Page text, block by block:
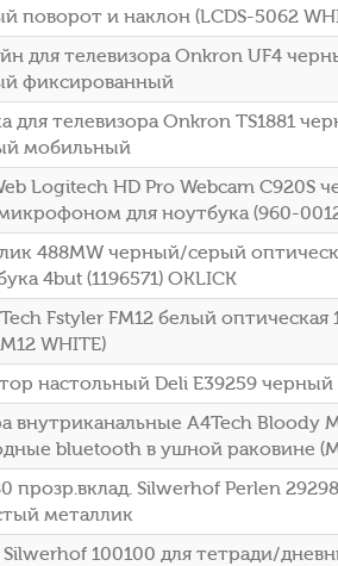
поворот и наклон (LCDS-5062
для телевизора Onkron UF4
фиксированный
для телевизора Onkron TS1881
мобильный
Logitech HD Pro Webcam C920S
для ноутбука (960-
488MW черный/серый
4but (1196571) OKLICK
Fstyler FM12 белый оптическая
WHITE)
настольный Deli E39259 черный
внутриканальные A4Tech Bloody
bluetooth в ушной раковине
прозр.вклад. Silwerhof Perlen
металлик
100100 для тетради/